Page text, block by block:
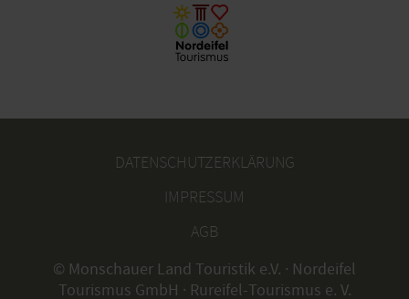
Um 14:00 Uhr
27. Oktober 2026
Um 14:00 Uhr
DATENSCHUTZERKLÄRUNG
IMPRESSUM
AGB
© Monschauer Land Touristik e.V. · Nordeifel
Tourismus GmbH · Rureifel-Tourismus e. V.